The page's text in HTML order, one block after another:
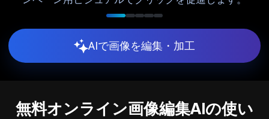
AIで画像を編集・加工
無料オンライン画像編集AIの使い